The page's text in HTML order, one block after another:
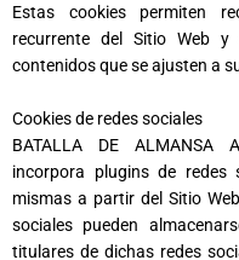
Estas cookies permiten
recurrente del Sitio Web
contenidos que se ajusten a
Cookies de redes sociales
BATALLA DE ALMANSA
incorpora plugins de redes
mismas a partir del Sitio
sociales pueden
titulares de dichas redes